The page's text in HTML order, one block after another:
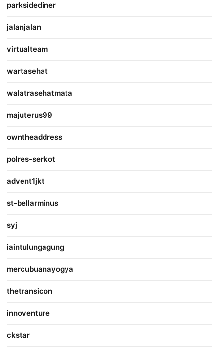
parksidediner
jalanjalan
virtualteam
wartasehat
walatrasehatmata
majuterus99
owntheaddress
polres-serkot
advent1jkt
st-bellarminus
syj
iaintulungagung
mercubuanayogya
thetransicon
innoventure
ckstar